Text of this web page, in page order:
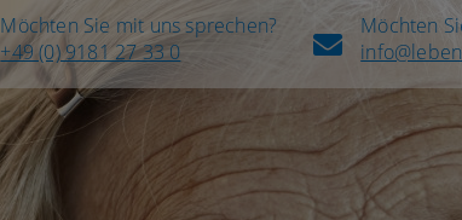
Möchten Sie mit uns sprechen?
+49 (0) 9181 27 33 0
Möchten